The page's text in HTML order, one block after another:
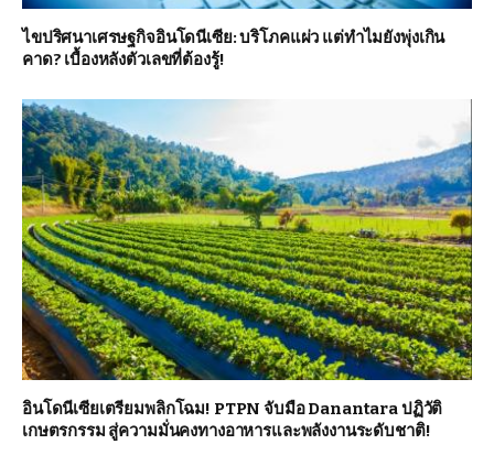
ไขปริศนาเศรษฐกิจอินโดนีเซีย: บริโภคแผ่ว แต่ทำไมยังพุ่งเกิน
คาด? เบื้องหลังตัวเลขที่ต้องรู้!
อินโดนีเซียเตรียมพลิกโฉม! PTPN จับมือ Danantara ปฏิวัติ
เกษตรกรรม สู่ความมั่นคงทางอาหารและพลังงานระดับชาติ!